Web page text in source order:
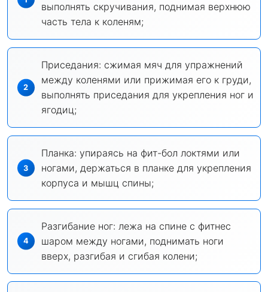
выполнять скручивания, поднимая верхнюю
часть тела к коленям;
Приседания: сжимая мяч для упражнений
между коленями или прижимая его к груди,
выполнять приседания для укрепления ног и
ягодиц;
Планка: упираясь на фит-бол локтями или
ногами, держаться в планке для укрепления
корпуса и мышц спины;
Разгибание ног: лежа на спине с фитнес
шаром между ногами, поднимать ноги
вверх, разгибая и сгибая колени;